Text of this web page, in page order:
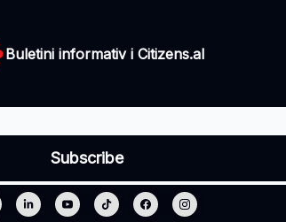
Buletini informativ i Citizens.al